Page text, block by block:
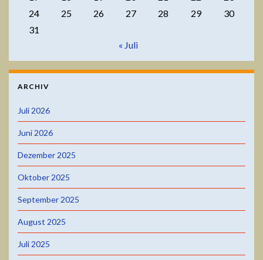
24
25 26 27 28 29
30
31
« Juli
ARCHIV
Juli 2026
Juni 2026
Dezember 2025
Oktober 2025
September 2025
August 2025
Juli 2025